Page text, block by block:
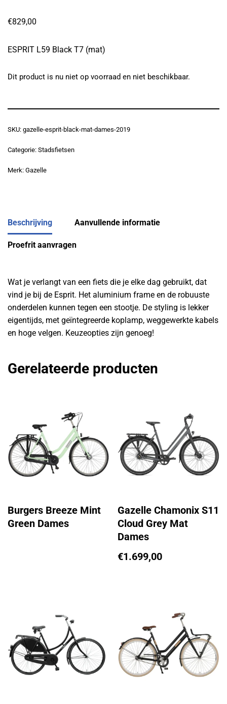
€829,00
ESPRIT L59 Black T7 (mat)
Dit product is nu niet op voorraad en niet beschikbaar.
SKU: gazelle-esprit-black-mat-dames-2019
Categorie: Stadsfietsen
Merk: Gazelle
Beschrijving Aanvullende informatie
Proefrit aanvragen
Wat je verlangt van een fiets die je elke dag gebruikt, dat
vind je bij de Esprit. Het aluminium frame en de robuuste
onderdelen kunnen tegen een stootje. De styling is lekker
eigentijds, met geïntegreerde koplamp, weggewerkte kabels
en hoge velgen. Keuzeopties zijn genoeg!
Gerelateerde producten
Burgers Breeze Mint
Green Dames
Gazelle Chamonix S11
Cloud Grey Mat
Dames
€1.699,00